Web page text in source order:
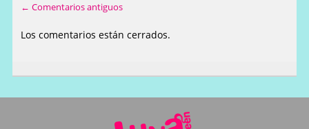
← Comentarios antiguos
Los comentarios están cerrados.